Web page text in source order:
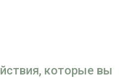
которые вы